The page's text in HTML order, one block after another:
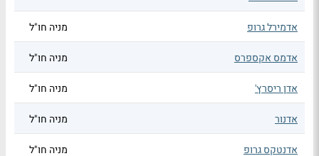
אדמירל גרופ מניה חו"ל
אדמס אקספרס מניה חו"ל
אדן ריסרץ' מניה חו"ל
אדנור מניה חו"ל
אדנטקס גרופ מניה חו"ל